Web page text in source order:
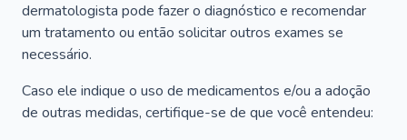
dermatologista pode fazer o diagnóstico e recomendar
um tratamento ou então solicitar outros exames se
necessário.
Caso ele indique o uso de medicamentos e/ou a adoção
de outras medidas, certifique-se de que você entendeu: